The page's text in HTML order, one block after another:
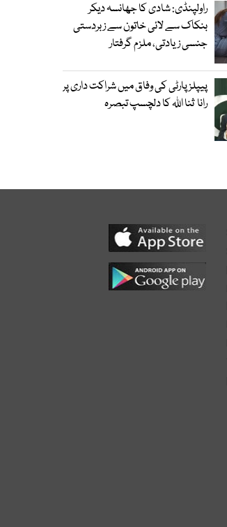
راولپنڈی: شادی کا جھانسہ دیکر
بنکاک سے لائی خاتون سے زبردستی
جنسی زیادتی، ملزم گرفتار
پیپلز پارٹی کی وفاق میں شراکت داری پر
رانا ثنا اللہ کا دلچسپ تبصرہ